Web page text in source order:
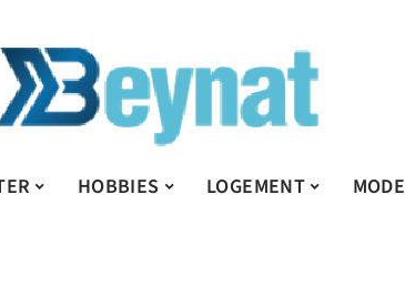
HOBBIES LOGEMENT MODE